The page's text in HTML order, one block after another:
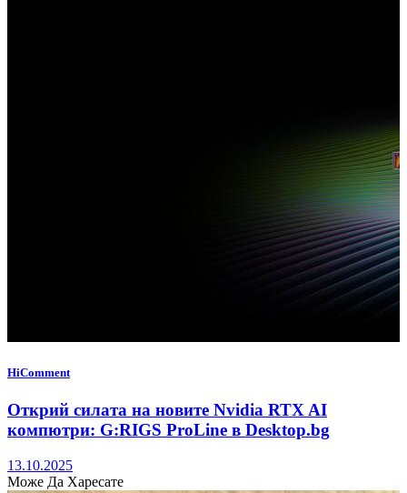
HiComment
Открий силата на новите Nvidia RTX AI
компютри: G:RIGS ProLine в Desktop.bg
13.10.2025
Може Да Харесате